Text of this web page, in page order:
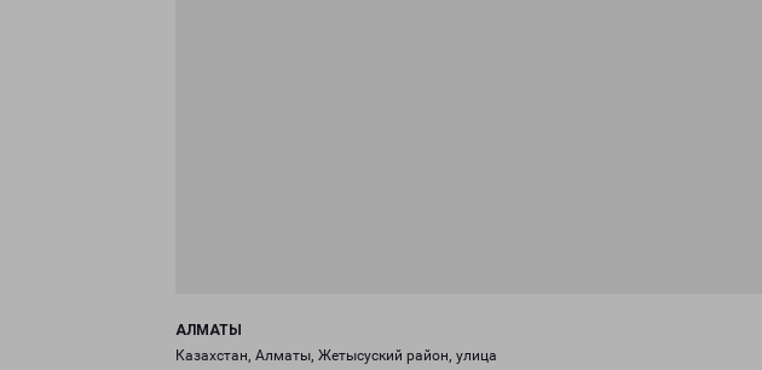
АЛМАТЫ
Казахстан, Алматы, Жетысуский район, улица